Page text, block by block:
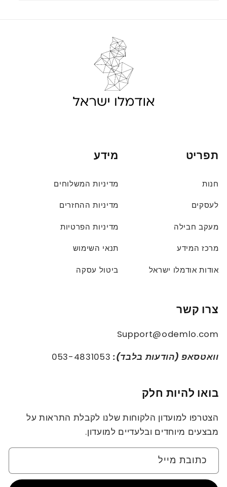
תפריט
חנות
לעסקים
מעקב חבילה
מרכז המידע
אודות אודמלו ישראל
מידע
מדיניות המשלוחים
מדיניות ההחזרים
מדיניות הפרטיות
תנאי השימוש
ביטול עסקה
צרו קשר
Support@odemlo.com
וואטסאפ (הודעות בלבד):
בואו להיות חלק
הצטרפו למועדון הלקוחות שלנו לקבלת התראות על
מבצעים מיוחדים ובלעדיים למועדון.
כתובת מייל